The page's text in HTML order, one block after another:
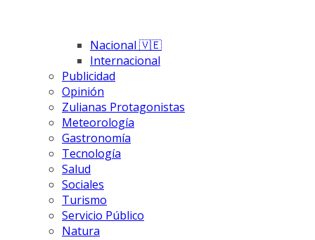
Nacional 🇻🇪
Internacional
Publicidad
Opinión
Zulianas Protagonistas
Meteorología
Gastronomía
Tecnología
Salud
Sociales
Turismo
Servicio Público
Natura